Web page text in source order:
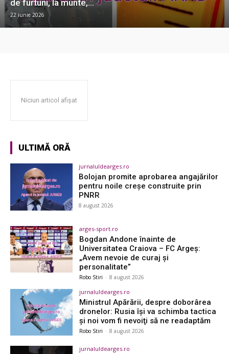
de furtuni, la munte,...
22 iunie 2026
Niciun articol afișat
ULTIMĂ ORĂ
jurnaluldearges.ro
Bolojan promite aprobarea angajărilor
pentru noile creșe construite prin
PNRR
8 august 2026
arges-sport.ro
Bogdan Andone înainte de
Universitatea Craiova – FC Argeș:
„Avem nevoie de curaj și
personalitate”
Robo Stiri - 8 august 2026
jurnaluldearges.ro
Ministrul Apărării, despre doborârea
dronelor: Rusia îşi va schimba tactica
şi noi vom fi nevoiţi să ne readaptăm
Robo Stiri - 8 august 2026
jurnaluldearges.ro